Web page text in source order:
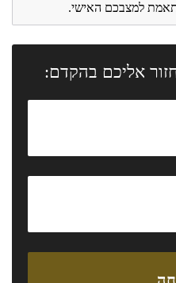
למצבכם האישי.
אליכם בהקדם: